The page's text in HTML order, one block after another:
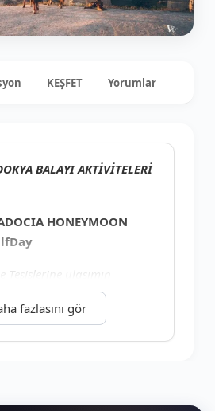
+9
KEŞFET Yorumlar
BALAYI AKTİVİTELERİ
HONEYMOON
Tesislerine ulaşımın
Kahvaltısı:
Cafe Restaurant'ta 5
fazlasını gör